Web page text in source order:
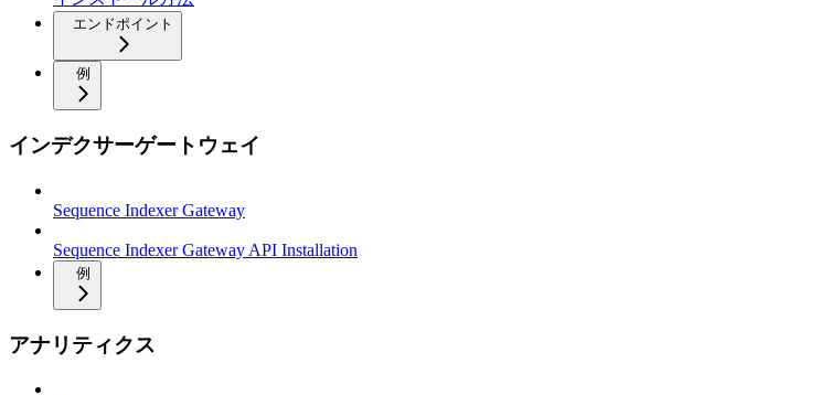
エンドポイント
例
インデクサーゲートウェイ
Sequence Indexer Gateway
Sequence Indexer Gateway API Installation
例
アナリティクス